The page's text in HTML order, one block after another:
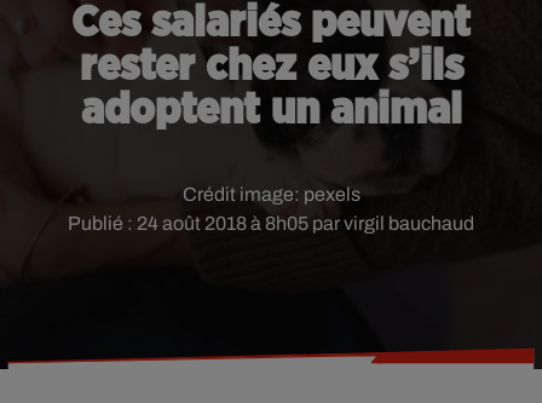
Ces salariés peuvent
rester chez eux s’ils
adoptent un animal
Publié : 24 août 2018 à 8h05 par virgil bauchaud
Crédit image: pexels